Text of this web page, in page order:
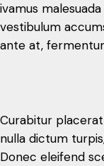
ivamus
vestibulum
ante at,
Curabitur
nulla dictum
Donec eleifend